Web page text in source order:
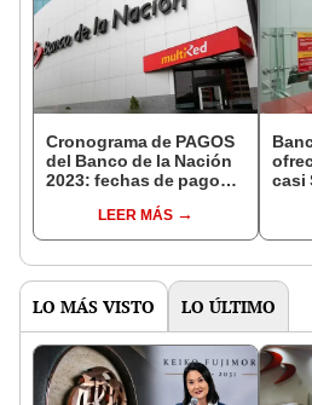
Cronograma de PAGOS
del Banco de la Nación
2023: fechas de pago
LEER MÁS
casi
LO MÁS VISTO LO ÚLTIMO